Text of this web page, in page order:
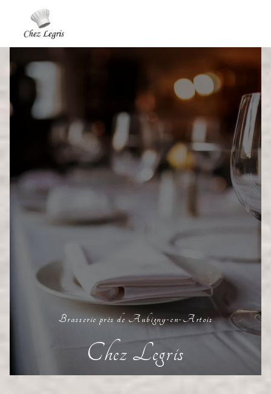
Brasserie près de Aubigny-en-Artois
Chez Legris
Panneau de gestion des cookies